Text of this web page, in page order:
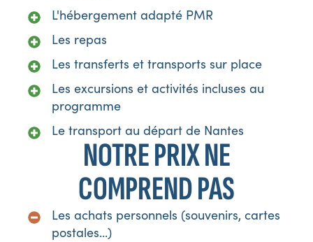
L'hébergement adapté PMR
Les repas
Les transferts et transports sur place
Les excursions et activités incluses au
programme
Le transport au départ de Nantes
NOTRE PRIX NE
COMPREND PAS
Les achats personnels (souvenirs, cartes
postales...)